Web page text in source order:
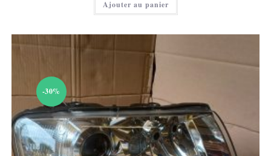
est :
12,00 €.
Ajouter au panier
-30%